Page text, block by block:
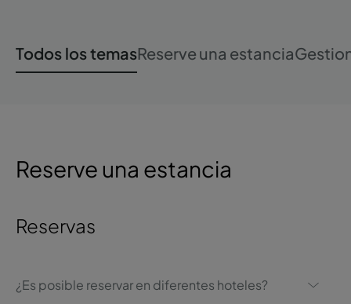
Todos los temasReserve una estancia
Reserve una estancia
Reservas
¿Es posible reservar en diferentes hoteles?